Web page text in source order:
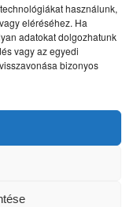
használunk,
eléréséhez. Ha
adatokat dolgozhatunk
vagy az egyedi
bizonyos
szeretne készíteni
elkészítéséhez